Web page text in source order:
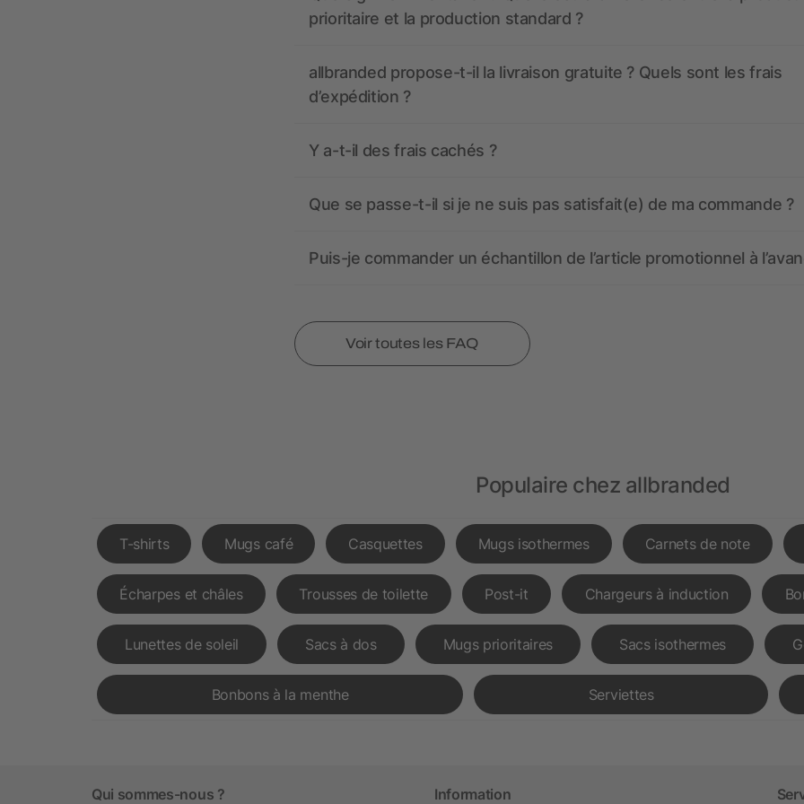
prioritaire et la production standard ?
allbranded propose-t-il la livraison gratuite ? Quels sont les frais
d’expédition ?
Y a-t-il des frais cachés ?
Que se passe-t-il si je ne suis pas satisfait(e) de ma commande ?
Puis-je commander un échantillon de l’article promotionnel à
Voir toutes les FAQ
Populaire chez allbranded
T-shirts Mugs café Casquettes Mugs isothermes Carnets de note
Écharpes et châles Trousses de toilette Post-it Chargeurs à induction
Lunettes de soleil Sacs à dos Mugs prioritaires Sacs isothermes
Bonbons à la menthe Serviettes
Qui sommes-nous ? Information